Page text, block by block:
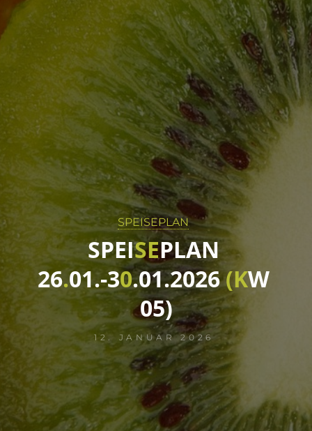
SPEISEPLAN
SPEISEPLAN
26.01.-30.01.2026(KW
05)
12. JANUAR 2026